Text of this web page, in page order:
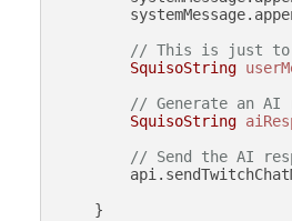
// This is just to
SquisoString
// Generate an AI
SquisoString
// Send the AI
    }